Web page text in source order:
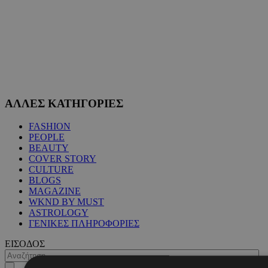
ΑΛΛΕΣ ΚΑΤΗΓΟΡΙΕΣ
FASHION
PEOPLE
BEAUTY
COVER STORY
CULTURE
BLOGS
MAGAZINE
WKND BY MUST
ASTROLOGY
ΓΕΝΙΚΕΣ ΠΛΗΡΟΦΟΡΙΕΣ
ΕΙΣΟΔΟΣ